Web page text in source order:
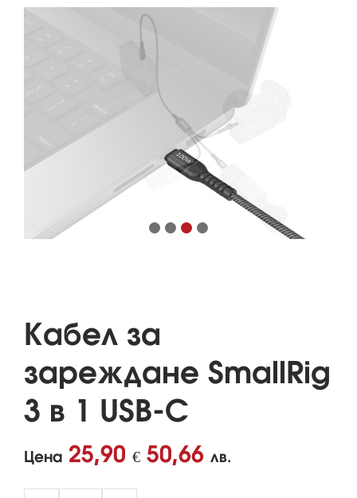
Кабел за
зареждане SmallRig
3 в 1 USB-C
Цена 25,90 € 50,66 лв.